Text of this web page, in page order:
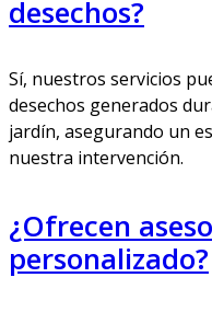
desechos?
Sí, nuestros servicios
desechos generados
jardín, asegurando un
nuestra intervención.
¿Ofrecen
personalizado?